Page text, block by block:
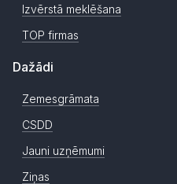
Izvērstā meklēšana
TOP firmas
Dažādi
Zemesgrāmata
CSDD
Jauni uzņēmumi
Ziņas